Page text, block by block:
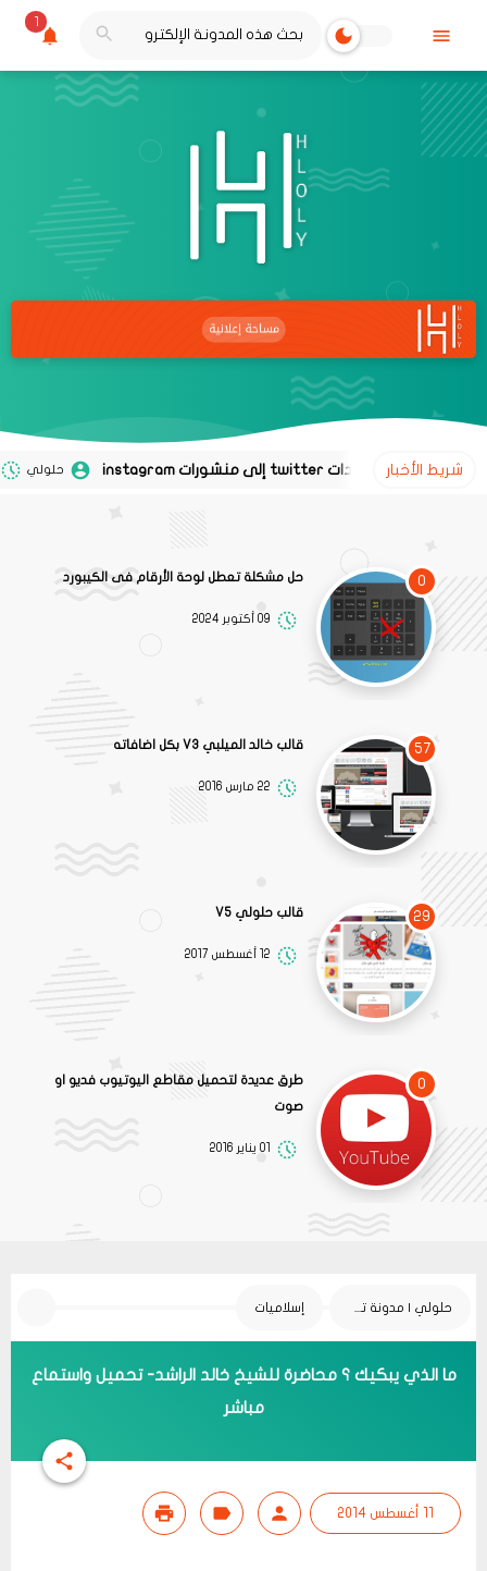
1
شريط الأخبار حلولي 02 نوفمبر 2020
0 حل مشكلة تعطل لوحة الأرقام فى الكيبورد
09 أكتوبر 2024
57 قالب خالد الميلبي V3 بكل اضافاته
22 مارس 2016
29 قالب حلولي V5
12 أغسطس 2017
0
طرق عديدة لتحميل مقاطع اليوتيوب فديو او
صوت
01 يناير 2016
حلولي | مدونة تقنية إسلاميات
ما الذي يبكيك ؟ محاضرة للشيخ خالد الراشد- تحميل واستماع
مباشر